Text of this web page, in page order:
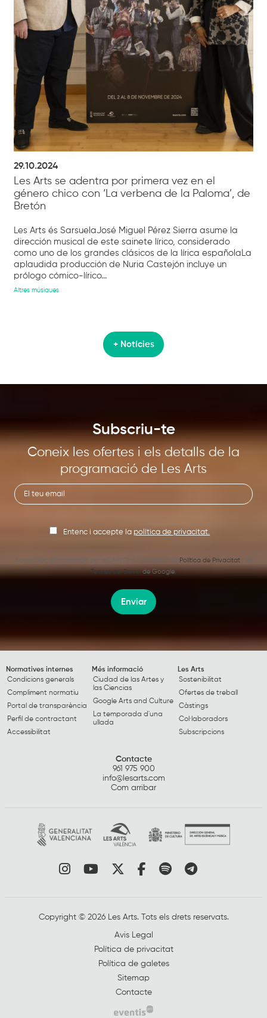
29.10.2024
Les Arts se adentra por primera vez en el
género chico con ‘La verbena de la Paloma’, de
Bretón
Les Arts és SarsuelaJosé Miguel Pérez Sierra asume la
dirección musical de este sainete lírico, considerado
como uno de los grandes clásicos de la lírica españolaLa
aplaudida producción de Nuria Castejón incluye un
prólogo cómico-lírico...
Altres músiques
+ Notícies
Subscriu-te
Coneix les ofertes i els detalls de la
programació de Les Arts
Entenc i accepte la política de privacitat.
Aquest lloc està protegit per reCAPTCHA i s’apliquen la Política de Privacitati els
Termes del Servei de Google.
Enviar
Normatives internes
Condicions generals
Compliment normatiu
Portal de transparència
Perfil de contractant
Accessibilitat
Més informació
Ciudad de las Artes y
las Ciencias
Google Arts and Culture
La temporada d'una
ullada
Les Arts
Sostenibilitat
Ofertes de treball
Càstings
Col·laboradors
Subscripcions
Contacte
961 975 900
info@lesarts.com
Com arribar
Link a instagram
Link a youtube
Link a twitter
Link a facebook
Link a spotify
Link a
Copyright © 2026 Les Arts. Tots els drets reservats.
Avis Legal
Política de privacitat
Política de galetes
Sitemap
Contacte